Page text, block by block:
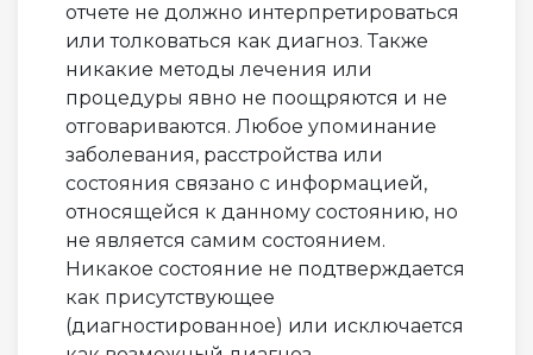
отчете не должно интерпретироваться
или толковаться как диагноз. Также
никакие методы лечения или
процедуры явно не поощряются и не
отговариваются. Любое упоминание
заболевания, расстройства или
состояния связано с информацией,
относящейся к данному состоянию, но
не является самим состоянием.
Никакое состояние не подтверждается
как присутствующее
(диагностированное) или исключается